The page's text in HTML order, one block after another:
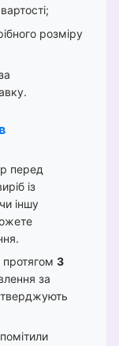
розміру
перед
із
іншу
3
за